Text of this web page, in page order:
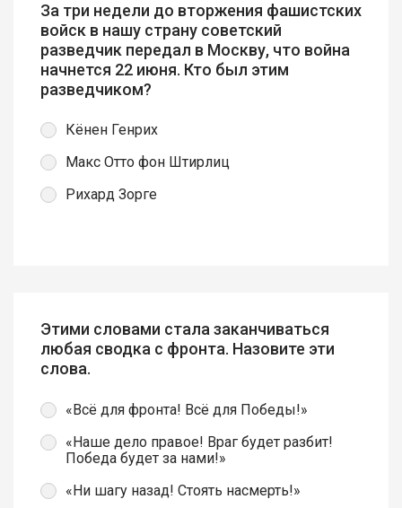
За три недели до вторжения фашистских
войск в нашу страну советский
разведчик передал в Москву, что война
начнется 22 июня. Кто был этим
разведчиком?
Кёнен Генрих
Макс Отто фон Штирлиц
Рихард Зорге
Этими словами стала заканчиваться
любая сводка с фронта. Назовите эти
слова.
«Всё для фронта! Всё для Победы!»
«Наше дело правое! Враг будет разбит!
Победа будет за нами!»
«Ни шагу назад! Стоять насмерть!»